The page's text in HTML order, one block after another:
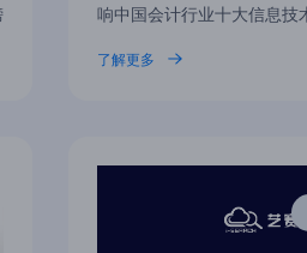
响中国会计行业十大信息技
了解更多